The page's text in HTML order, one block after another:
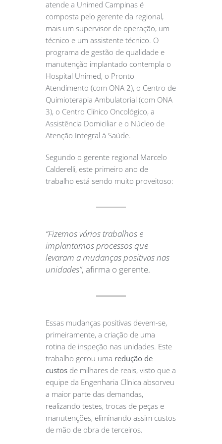
atende a Unimed Campinas é
composta pelo gerente da regional,
mais um supervisor de operação, um
técnico e um assistente técnico. O
programa de gestão de qualidade e
manutenção implantado contempla o
Hospital Unimed, o Pronto
Atendimento (com ONA 2), o Centro de
Quimioterapia Ambulatorial (com ONA
3), o Centro Clínico Oncológico, a
Assistência Domiciliar e o Núcleo de
Atenção Integral à Saúde.
Segundo o gerente regional Marcelo
Calderelli, este primeiro ano de
trabalho está sendo muito proveitoso:
“Fizemos vários trabalhos e
implantamos processos que
levaram a mudanças positivas nas
unidades”, afirma o gerente.
Essas mudanças positivas devem-se,
primeiramente, a criação de uma
rotina de inspeção nas unidades. Este
trabalho gerou uma redução de
custos de milhares de reais, visto que a
equipe da Engenharia Clínica absorveu
a maior parte das demandas,
realizando testes, trocas de peças e
manutenções, eliminando assim custos
de mão de obra de terceiros.